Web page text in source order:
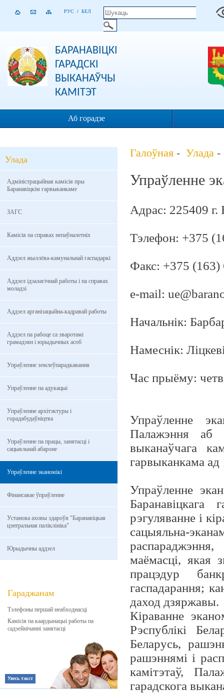
РУС / БЕЛ
БАРАНАВІЦКІ
ГАРАДСКІ
ВЫКАНАЎЧЫ
КАМІТЭТ
Аб горадзе
Улада
Адміністрацыйная камісія пры
Баранавіцкім гарвыканкаме
ЗАГС
Камісія па справах непаўналетніх
Аддзел жыллёва-камунальнай гаспадаркі
Аддзел ідэалагічнай работы і па справах
моладзі
Аддзел арганізацыйна-кадравай работы
Аддзел па рабоце са зваротамі
грамадзян і юрыдычных асоб
Упраўленне землеўпарадкавання
Упраўленне па адукацыі
Упраўленне архітэктуры і
горадабудаўніцтва
Упраўленне па працы, занятасцi i
сацыяльнай абароне
Упраўленне эканомікі
Фінансавае ўпраўленне
Установа аховы здароўя "Баранавіцкая
цэнтральная паліклініка"
Юрыдычны аддзел
Гараджанам
Тэлефоны першай неабходнасці
Камісія па каардынацыі работы па
садзейнічанні занятасці
Увесь тэкст
Галоўная - Улада -
Упраўленне
Адрас: 225409 г.
Тэлефон: +375
Факс: +375 (163)
e-mail:
Начальнік:
Намеснік:
Час прыёму:
Упраўленне
Палажэння аб
выканаўчага
гарвыканкама
Упраўленне
Баранавіцкага
рэгуляванне і
сацыяльна-
маёмасці, якая
працэдур
гаспадарання;
даход дзяржавы.
Кіраванне
Рэспублікі
Беларусь,
рашэннямі і
камітэтаў,
гарадскога